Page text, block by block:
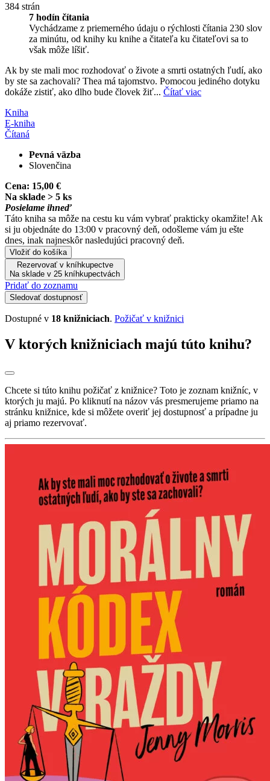
384 strán
7 hodín čítania
Vychádzame z priemerného údaju o rýchlosti čítania 230 slov
za minútu, od knihy ku knihe a čitateľa ku čitateľovi sa to
však môže líšiť.
Ak by ste mali moc rozhodovať o živote a smrti ostatných ľudí, ako
by ste sa zachovali? Thea má tajomstvo. Pomocou jediného dotyku
dokáže zistiť, ako dlho bude človek žiť... Čítať viac
Kniha
E-kniha
Čítaná
Pevná väzba
Slovenčina
Cena: 15,00 €
Na sklade > 5 ks
Posielame ihneď
Táto kniha sa môže na cestu ku vám vybrať prakticky okamžite! Ak
si ju objednáte do 13:00 v pracovný deň, odošleme vám ju ešte
dnes, inak najneskôr nasledujúci pracovný deň.
Vložiť do košíka
Rezervovať v kníhkupectve
Na sklade v 25 kníhkupectvách
Pridať do zoznamu
Sledovať dostupnosť
Dostupné v 18 knižniciach. Požičať v knižnici
V ktorých knižniciach majú túto knihu?
Chcete si túto knihu požičať z knižnice? Toto je zoznam knižníc, v
ktorých ju majú. Po kliknutí na názov vás presmerujeme priamo na
stránku knižnice, kde si môžete overiť jej dostupnosť a prípadne ju
aj priamo rezervovať.